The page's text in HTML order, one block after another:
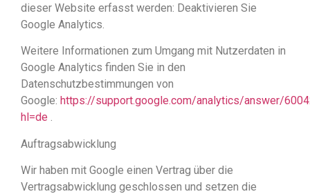
dieser Website erfasst werden: Deaktivieren Sie
Google Analytics.
Weitere Informationen zum Umgang mit Nutzerdaten in
Google Analytics finden Sie in den
Datenschutzbestimmungen von
Google: https://support.google.com/analytics/answer/
hl=de .
Auftragsabwicklung
Wir haben mit Google einen Vertrag über die
Vertragsabwicklung geschlossen und setzen die